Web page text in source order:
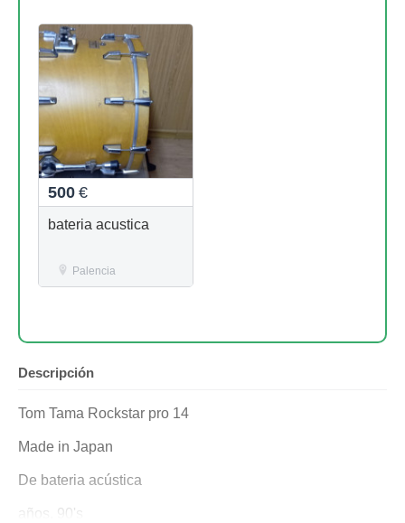
500 €
bateria acustica
Palencia
Descripción
Tom Tama Rockstar pro 14
Made in Japan
De bateria acústica
años. 90's